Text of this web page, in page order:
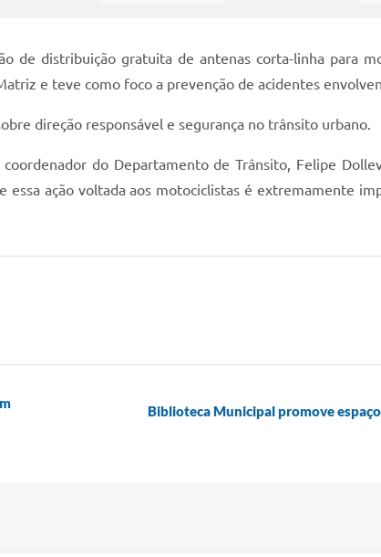
de distribuição gratuita de antenas corta-linha para
e teve como foco a prevenção de acidentes
direção responsável e segurança no trânsito urbano.
do Departamento de Trânsito, Felipe
ação voltada aos motociclistas é extremamente
Biblioteca Municipal promove